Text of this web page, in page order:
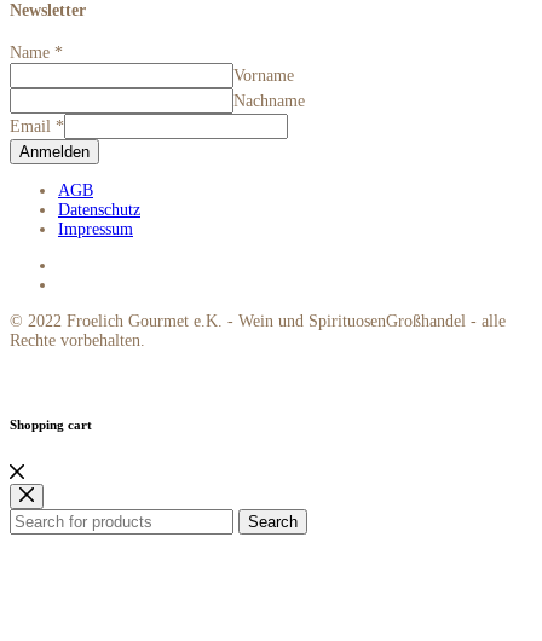
Newsletter
Name *
Vorname
Nachname
Email *
Anmelden
AGB
Datenschutz
Impressum
© 2022 Froelich Gourmet e.K. - Wein und SpirituosenGroßhandel - alle
Rechte vorbehalten.
Shopping cart
Search